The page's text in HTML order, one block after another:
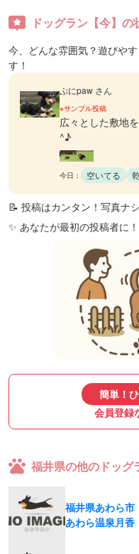
ドッグラン【今】の
今、どんな雰囲気？遊びや
す！
ぷにpaw さん
※サンプル投稿
広々とした敷地
^♪
今日： 空いてる
📝 投稿はカンタン！写真ナ
✨ あなたが最初の投稿者に！
簡単！
会員登録
福井県の他のドッグ
福井県あわら市
あわら温泉月香